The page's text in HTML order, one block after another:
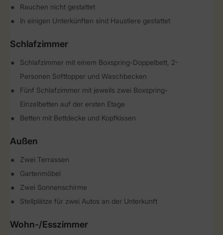
Rauchen nicht gestattet
In einigen Unterkünften sind Haustiere gestattet
Schlafzimmer
Schlafzimmer mit einem Boxspring-Doppelbett, 2-
Personen Softtopper und Waschbecken
Fünf Schlafzimmer mit jeweils zwei Boxspring-
Einzelbetten auf der ersten Etage
Betten mit Bettdecke und Kopfkissen
Außen
Zwei Terrassen
Gartenmöbel
Zwei Sonnenschirme
Stellplätze für zwei Autos an der Unterkunft
Wohn-/Esszimmer